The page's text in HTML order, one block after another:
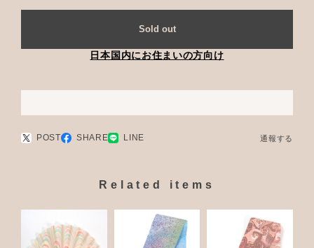
Sold out
日本国内にお住まいの方向け
POST SHARE LINE 通報する
Related items